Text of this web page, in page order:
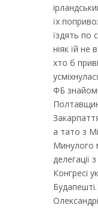
їх
їздять по
ніяк їй не
хто б
ФБ
а тато з
Минулого
делегації
Конгресі